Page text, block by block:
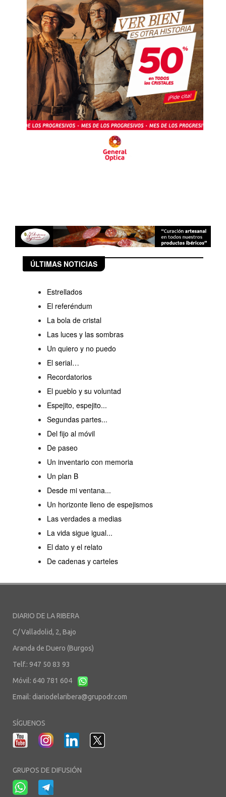
ÚLTIMAS NOTICIAS
Estrellados
El referéndum
La bola de cristal
Las luces y las sombras
Un quiero y no puedo
El serial…
Recordatorios
El pueblo y su voluntad
Espejito, espejito...
Segundas partes...
Del fijo al móvil
De paseo
Un inventario con memoria
Un plan B
Desde mi ventana...
Un horizonte lleno de espejismos
Las verdades a medias
La vida sigue igual...
El dato y el relato
De cadenas y carteles
DIARIO DE LA RIBERA
C/ Valladolid, 2, Bajo
Aranda de Duero (Burgos)
Telf.: 947 50 83 93
Móvil: 640 781 604
Email: diariodelaribera@grupodr.com
SÍGUENOS
GRUPOS DE DIFUSIÓN